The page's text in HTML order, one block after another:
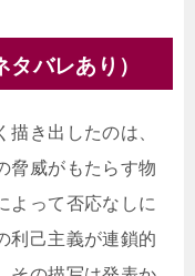
タバレあり）
き出したのは、
脅威がもたらす物
よって否応なしに
利己主義が連鎖的